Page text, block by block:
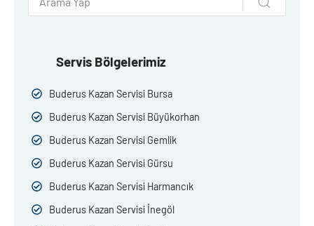
Servis Bölgelerimiz
Buderus Kazan Servisi Bursa
Buderus Kazan Servisi Büyükorhan
Buderus Kazan Servisi Gemlik
Buderus Kazan Servisi Gürsu
Buderus Kazan Servisi Harmancık
Buderus Kazan Servisi İnegöl